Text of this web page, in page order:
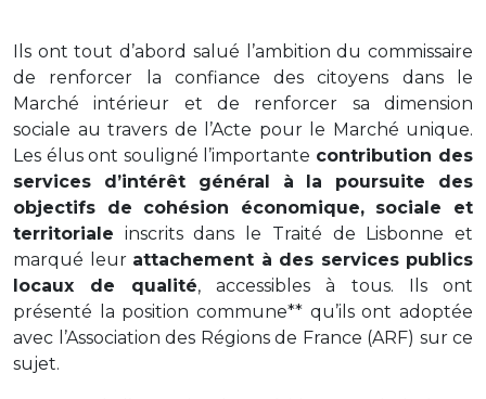
Ils ont tout d’abord salué l’ambition du commissaire
de renforcer la confiance des citoyens dans le
Marché intérieur et de renforcer sa dimension
sociale au travers de l’Acte pour le Marché unique.
Les élus ont souligné l’importante contribution des
services d’intérêt général à la poursuite des
objectifs de cohésion économique, sociale et
territoriale inscrits dans le Traité de Lisbonne et
marqué leur attachement à des services publics
locaux de qualité, accessibles à tous. Ils ont
présenté la position commune** qu’ils ont adoptée
avec l’Association des Régions de France (ARF) sur ce
sujet.